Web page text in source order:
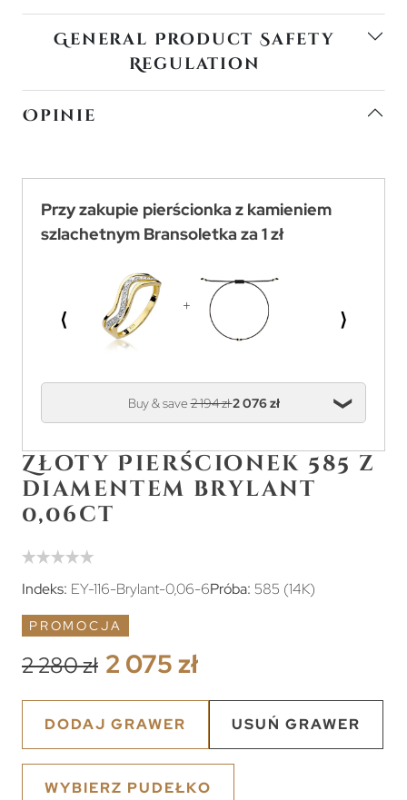
General Product Safety
Regulation
Opinie
Przy zakupie pierścionka z kamieniem
szlachetnym Bransoletka za 1 zł
⟨ ⟩
Buy & save2 194 zł2 076 zł
Złoty Pierścionek 585 z
diamentem brylant
0,06ct
Indeks: EY-116-Brylant-0,06-6Próba: 585 (14K)
PROMOCJA
2 280 zł 2 075 zł
DODAJ GRAWER USUŃ GRAWER
WYBIERZ PUDEŁKO